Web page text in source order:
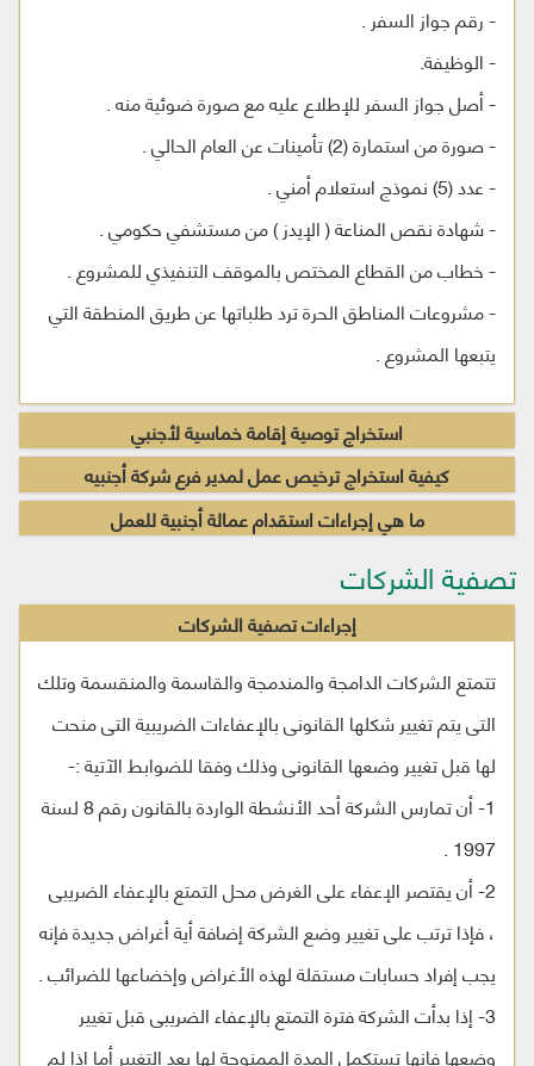
- رقم جواز السفر .
- الوظيفة.
- أصل جواز السفر للإطلاع عليه مع صورة ضوئية منه .
- صورة من استمارة (2) تأمينات عن العام الحالي .
- عدد (5) نموذج استعلام أمني .
- شهادة نقص المناعة ( الإيدز ) من مستشفي حكومي .
- خطاب من القطاع المختص بالموقف التنفيذي للمشروع .
- مشروعات المناطق الحرة ترد طلباتها عن طريق المنطقة التي
يتبعها المشروع .
استخراج توصية إقامة خماسية لأجنبي
كيفية استخراج ترخيص عمل لمدير فرع شركة أجنبيه
ما هي إجراءات استقدام عمالة أجنبية للعمل
تصفية الشركات
إجراءات تصفية الشركات
تتمتع الشركات الدامجة والمندمجة والقاسمة والمنقسمة وتلك
التى يتم تغيير شكلها القانونى بالإعفاءات الضريبية التى منحت
لها قبل تغيير وضعها القانونى وذلك وفقا للضوابط الآتية :-
1- أن تمارس الشركة أحد الأنشطة الواردة بالقانون رقم 8 لسنة
1997 .
2- أن يقتصر الإعفاء على الغرض محل التمتع بالإعفاء الضريبى
، فإذا ترتب على تغيير وضع الشركة إضافة أية أغراض جديدة فإنه
يجب إفراد حسابات مستقلة لهذه الأغراض وإخضاعها للضرائب .
3- إذا بدأت الشركة فترة التمتع بالإعفاء الضريبى قبل تغيير
وضعها فإنها تستكمل المدة الممنوحة لها بعد التغيير أما إذا لم